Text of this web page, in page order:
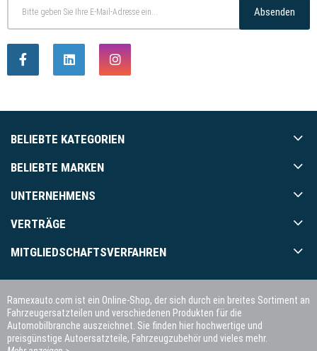
Absenden
BELIEBTE KATEGORIEN
BELIEBTE MARKEN
UNTERNEHMENS
VERTRÄGE
MITGLIEDSCHAFTSVERFAHREN
Ramexauto.com ist ein Online-Shop, der sich durch ein breites Sortiment an
Fahrzeugersatzteilen und verschiedenen Produkten für die
Automobilbranche auszeichnet. Sie finden hier hochwertige und
preisgünstige Autoersatzteile, Fahrzeugzubehör und vieles mehr.